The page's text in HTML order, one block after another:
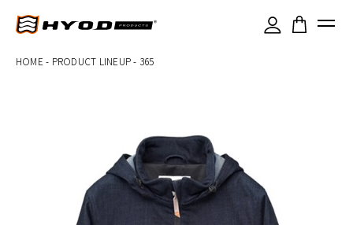
HOME - PRODUCT LINEUP- 365 ×